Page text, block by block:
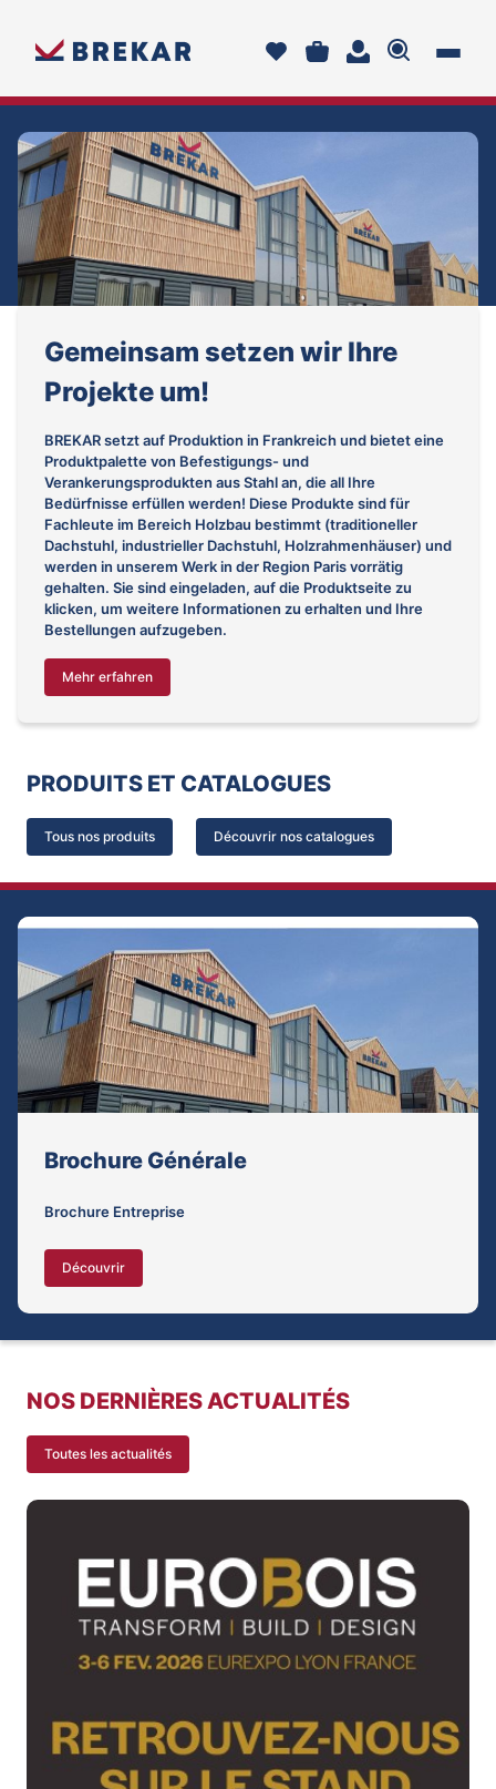
Gemeinsam setzen wir Ihre
Projekte um!
BREKAR setzt auf Produktion in Frankreich und bietet eine
Produktpalette von Befestigungs- und
Verankerungsprodukten aus Stahl an, die all Ihre
Bedürfnisse erfüllen werden! Diese Produkte sind für
Fachleute im Bereich Holzbau bestimmt (traditioneller
Dachstuhl, industrieller Dachstuhl, Holzrahmenhäuser) und
werden in unserem Werk in der Region Paris vorrätig
gehalten. Sie sind eingeladen, auf die Produktseite zu
klicken, um weitere Informationen zu erhalten und Ihre
Bestellungen aufzugeben.
Mehr erfahren
PRODUITS ET CATALOGUES
Tous nos produits Découvrir nos catalogues
Brochure Générale
Brochure Entreprise
Découvrir
NOS DERNIÈRES ACTUALITÉS
Toutes les actualités